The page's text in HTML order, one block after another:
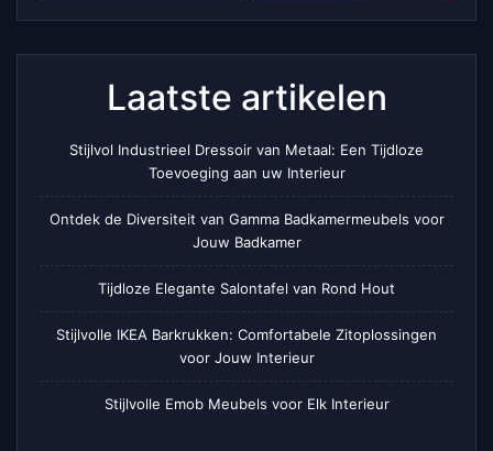
Laatste artikelen
Stijlvol Industrieel Dressoir van Metaal: Een Tijdloze
Toevoeging aan uw Interieur
Ontdek de Diversiteit van Gamma Badkamermeubels voor
Jouw Badkamer
Tijdloze Elegante Salontafel van Rond Hout
Stijlvolle IKEA Barkrukken: Comfortabele Zitoplossingen
voor Jouw Interieur
Stijlvolle Emob Meubels voor Elk Interieur